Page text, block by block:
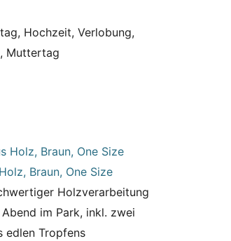
Hochzeit, Verlobung,
Muttertag
Braun, One Size
Holzverarbeitung
im Park, inkl. zwei
edlen Tropfens